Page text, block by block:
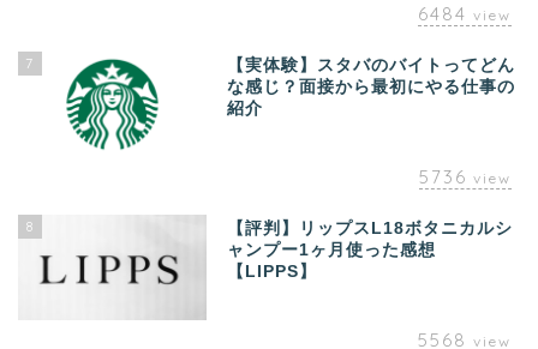
6484 view
7
【実体験】スタバのバイトってどん
な感じ？面接から最初にやる仕事の
紹介
5736 view
8
【評判】リップスL18ボタニカルシ
ャンプー1ヶ月使った感想
【LIPPS】
5568 view